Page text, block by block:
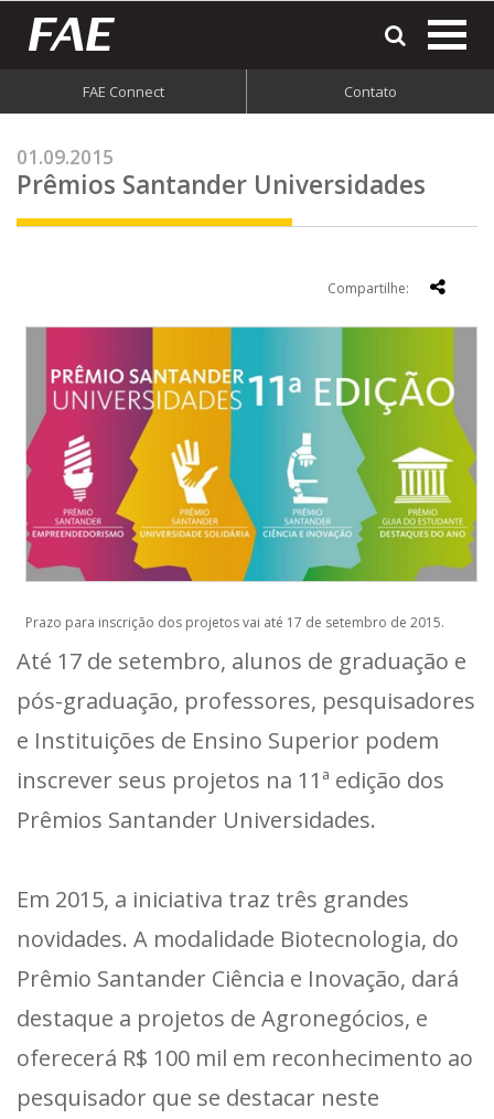
FAE Connect Contato
01.09.2015
Prêmios Santander Universidades
Compartilhe:
Prazo para inscrição dos projetos vai até 17 de setembro de 2015.
Até 17 de setembro, alunos de graduação e
pós-graduação, professores, pesquisadores
e Instituições de Ensino Superior podem
inscrever seus projetos na 11ª edição dos
Prêmios Santander Universidades.
Em 2015, a iniciativa traz três grandes
novidades. A modalidade Biotecnologia, do
Prêmio Santander Ciência e Inovação, dará
destaque a projetos de Agronegócios, e
oferecerá R$ 100 mil em reconhecimento ao
pesquisador que se destacar neste